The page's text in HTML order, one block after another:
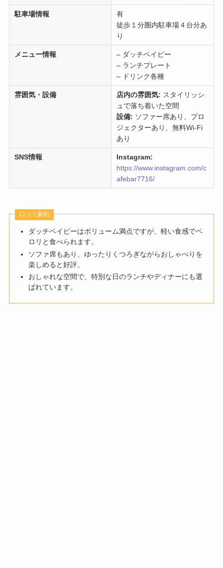
駐車場情報
有
徒歩１分圏内駐車場４台分あ
り
メニュー情報
– ダッチベイビー
– ランチプレート
– ドリンク各種
雰囲気・設備 店内の雰囲気: スタイリッシ
ュで落ち着いた空間
設備: ソファー席あり、プロ
ジェクターあり、無料Wi-Fi
あり
SNS情報
Instagram:
https://www.instagram.com/c
afebar7716/
口コミ要約
ダッチベイビーはボリューム満点ですが、軽い食感でペ
ロリと食べられます。
ソファ席もあり、ゆったりくつろぎながらおしゃべりを
楽しめると好評。
おしゃれな空間で、特別な日のランチやディナーにも選
ばれています。